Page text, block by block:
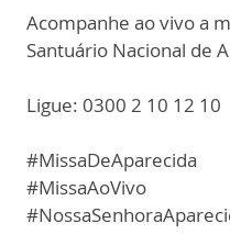
Acompanhe ao vivo a
Santuário Nacional de
Ligue: 0300 2 10 12 10
#MissaDeAparecida
#MissaAoVivo